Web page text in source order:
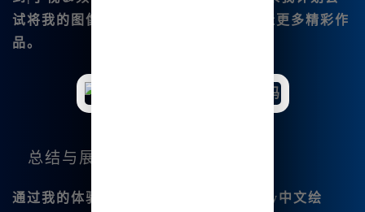
试将我的图像创作与视频效果结合，创造更多精彩作
品。
总结与展望
通过我的体验，我真心推荐“Midjourney中文绘